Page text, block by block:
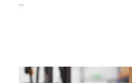
...